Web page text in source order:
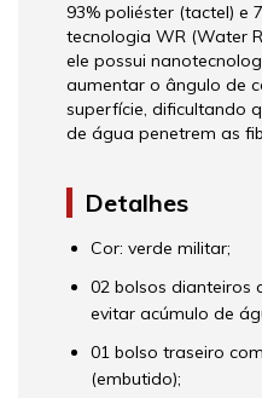
93% poliéster (tactel) e
tecnologia WR (Water
ele possui
aumentar o ângulo de
superfície, dificultando
de água penetrem as
Detalhes
Cor: verde militar;
02 bolsos dianteiros
evitar acúmulo de
01 bolso traseiro
(embutido);